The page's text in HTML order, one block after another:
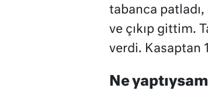
tabanca
ve çıkıp gittim.
verdi. Kasaptan
Ne